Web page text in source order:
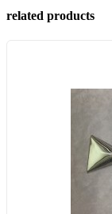
related products